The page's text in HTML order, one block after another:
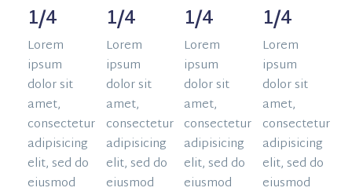
1/4
Lorem
ipsum
dolor sit
amet,
consectetur
adipisicing
elit, sed do
eiusmod
1/4
Lorem
ipsum
dolor sit
amet,
consectetur
adipisicing
elit, sed do
eiusmod
1/4
Lorem
ipsum
dolor sit
amet,
consectetur
adipisicing
elit, sed do
eiusmod
1/4
Lorem
ipsum
dolor sit
amet,
consectetur
adipisicing
elit, sed do
eiusmod